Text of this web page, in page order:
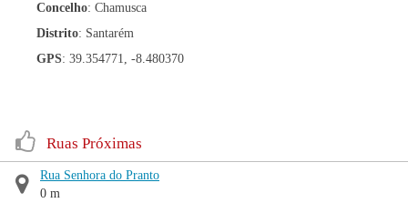
Concelho: Chamusca
Distrito: Santarém
GPS: 39.354771, -8.480370
Ruas Próximas
Rua Senhora do Pranto
0 m